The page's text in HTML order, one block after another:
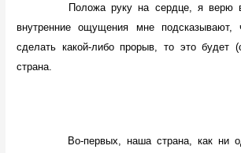
Положа руку на сердце, я верю в
внутренние ощущения мне
сделать какой-либо прорыв, то это будет
страна.
Во-первых, наша страна, как ни